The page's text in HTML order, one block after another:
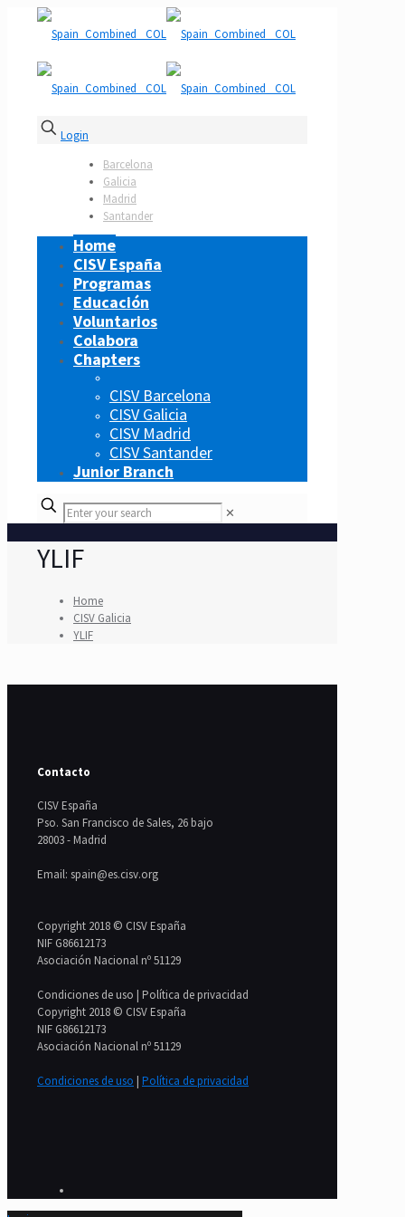
Login
Barcelona
Galicia
Madrid
Santander
Home
CISV España
Programas
Educación
Voluntarios
Colabora
Chapters
CISV Barcelona
CISV Galicia
CISV Madrid
CISV Santander
Junior Branch
✕
YLIF
Home
CISV Galicia
YLIF
Contacto
CISV España
Pso. San Francisco de Sales, 26 bajo
28003 - Madrid
Email: spain@es.cisv.org
Copyright 2018 © CISV España
NIF G86612173
Asociación Nacional nº 51129
Condiciones de uso | Política de privacidad
Copyright 2018 © CISV España
NIF G86612173
Asociación Nacional nº 51129
Condiciones de uso | Política de privacidad